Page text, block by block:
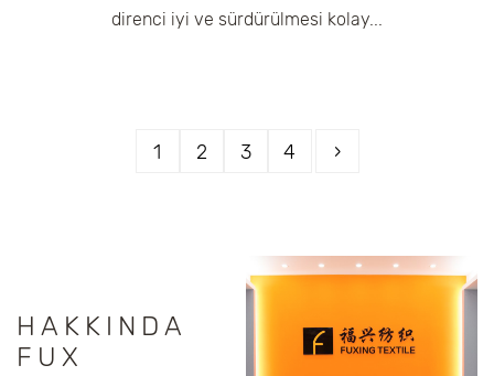
direnci iyi ve sürdürülmesi kolay...
1 2 3 4 ›
HAKKINDA
FUX